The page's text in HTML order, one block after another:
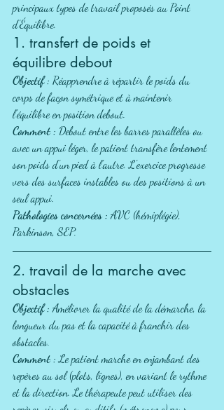
principaux types de travail proposés au Point
d'Équilibre.
1. transfert de poids et
équilibre debout
Objectif : Réapprendre à répartir le poids du
corps de façon symétrique et à maintenir
l'équilibre en position debout.
Comment : Debout entre les barres parallèles ou
avec un appui léger, le patient transfère lentement
son poids d'un pied à l'autre. L'exercice progresse
vers des surfaces instables ou des positions à un
seul appui.
Pathologies concernées : AVC (hémiplégie),
Parkinson, SEP.
2. travail de la marche avec
obstacles
Objectif : Améliorer la qualité de la démarche, la
longueur du pas et la capacité à franchir des
obstacles.
Comment : Le patient marche en enjambant des
repères au sol (plots, lignes), en variant le rythme
et la direction. Le thérapeute peut utiliser des